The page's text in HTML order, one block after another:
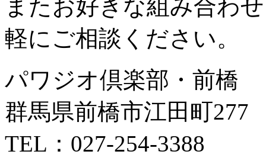
またお好きな組み合わ
軽にご相談ください。
パワジオ倶楽部・前橋
群馬県前橋市江田町277
TEL：027-254-3388